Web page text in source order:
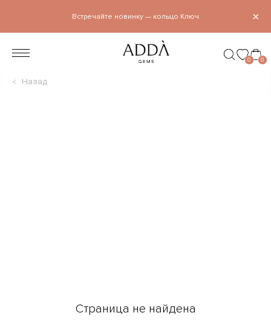
×
Встречайте новинку — кольцо Ключ
0 0
Назад
Страница не найдена